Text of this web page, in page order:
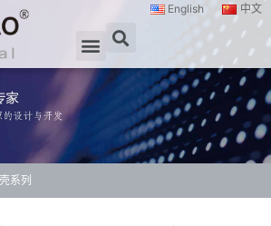
English 中文
系列